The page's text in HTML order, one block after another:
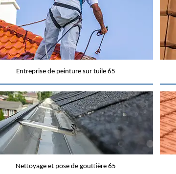
Entreprise de peinture sur tuile 65
Nettoyage et pose de gouttière 65